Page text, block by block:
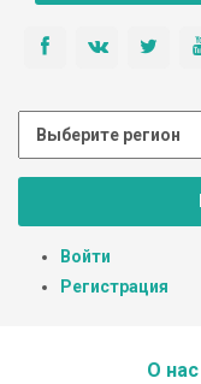
Войти
Регистрация
О нас